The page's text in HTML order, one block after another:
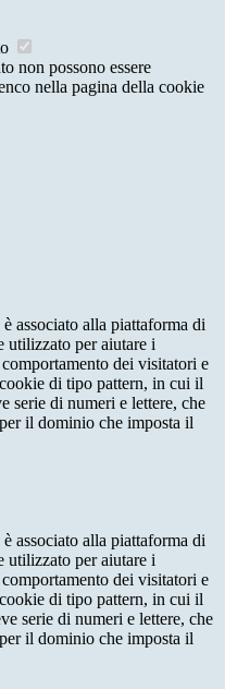
non possono essere
nella pagina della cookie
associato alla piattaforma di
utilizzato per aiutare i
dei visitatori e
di tipo pattern, in cui il
serie di numeri e lettere, che
il dominio che imposta il
associato alla piattaforma di
utilizzato per aiutare i
dei visitatori e
di tipo pattern, in cui il
serie di numeri e lettere, che
il dominio che imposta il